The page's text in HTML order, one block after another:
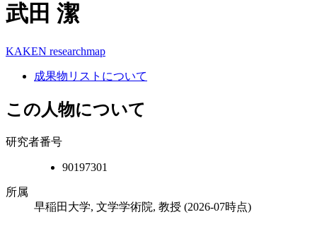
武田 潔
KAKEN researchmap
成果物リストについて
この人物について
研究者番号
90197301
所属
早稲田大学, 文学学術院, 教授 (2026-07時点)